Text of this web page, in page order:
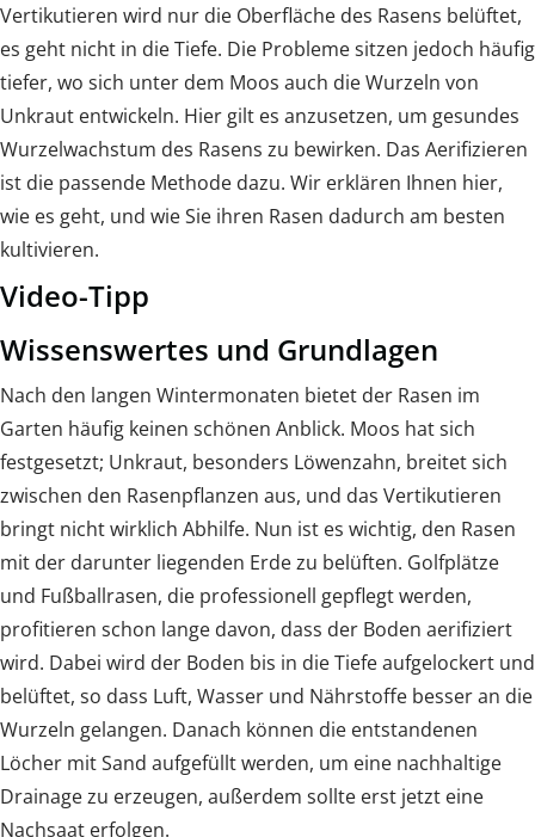
Vertikutieren wird nur die Oberfläche des Rasens belüftet,
es geht nicht in die Tiefe. Die Probleme sitzen jedoch häufig
tiefer, wo sich unter dem Moos auch die Wurzeln von
Unkraut entwickeln. Hier gilt es anzusetzen, um gesundes
Wurzelwachstum des Rasens zu bewirken. Das Aerifizieren
ist die passende Methode dazu. Wir erklären Ihnen hier,
wie es geht, und wie Sie ihren Rasen dadurch am besten
kultivieren.
Video-Tipp
Wissenswertes und Grundlagen
Nach den langen Wintermonaten bietet der Rasen im
Garten häufig keinen schönen Anblick. Moos hat sich
festgesetzt; Unkraut, besonders Löwenzahn, breitet sich
zwischen den Rasenpflanzen aus, und das Vertikutieren
bringt nicht wirklich Abhilfe. Nun ist es wichtig, den Rasen
mit der darunter liegenden Erde zu belüften. Golfplätze
und Fußballrasen, die professionell gepflegt werden,
profitieren schon lange davon, dass der Boden aerifiziert
wird. Dabei wird der Boden bis in die Tiefe aufgelockert und
belüftet, so dass Luft, Wasser und Nährstoffe besser an die
Wurzeln gelangen. Danach können die entstandenen
Löcher mit Sand aufgefüllt werden, um eine nachhaltige
Drainage zu erzeugen, außerdem sollte erst jetzt eine
Nachsaat erfolgen.